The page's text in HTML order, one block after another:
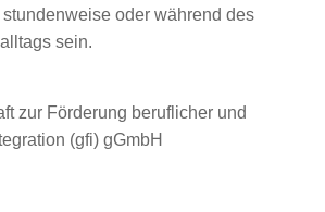
stundenweise oder während des
sein.
zur Förderung beruflicher und
(gfi) gGmbH